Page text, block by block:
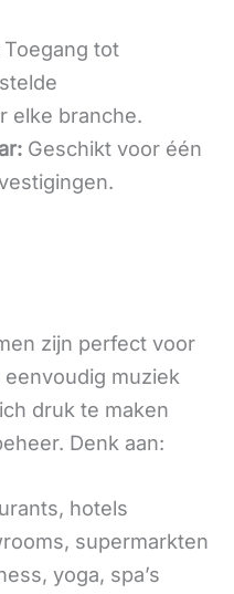
Toegang tot
elke branche.
Geschikt voor één
zijn perfect voor
muziek
druk te maken
Denk aan:
hotels
supermarkten
yoga, spa’s